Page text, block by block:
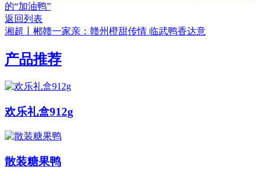
的“加油鸭”
返回列表
湘超丨郴赣一家亲：赣州橙甜传情 临武鸭香达意
产品推荐
欢乐礼盒912g
散装糖果鸭